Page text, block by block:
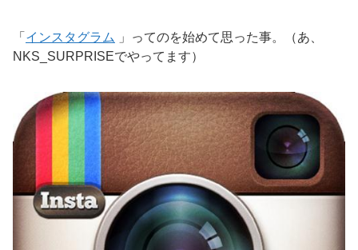
「 インスタグラム
」ってのを始めて思った事。（あ、
NKS_SURPRISEでやってます）